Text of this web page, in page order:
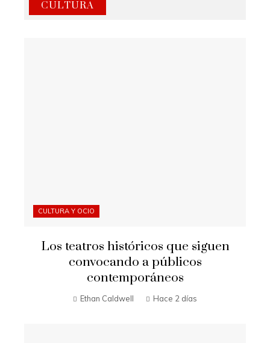
CULTURA
CULTURA Y OCIO
Los teatros históricos que siguen
convocando a públicos
contemporáneos
Ethan Caldwell Hace 2 días